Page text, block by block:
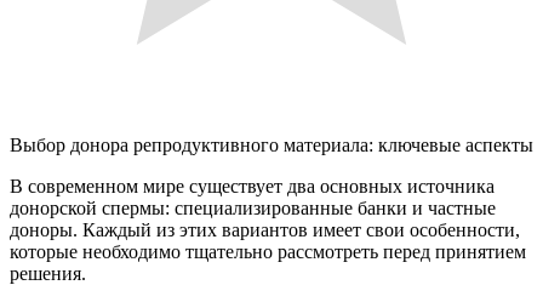
Выбор донора репродуктивного материала: ключевые аспекты
В современном мире существует два основных источника
донорской спермы: специализированные банки и частные
доноры. Каждый из этих вариантов имеет свои особенности,
которые необходимо тщательно рассмотреть перед принятием
решения.